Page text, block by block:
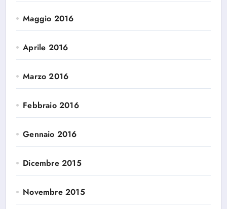
Maggio 2016
Aprile 2016
Marzo 2016
Febbraio 2016
Gennaio 2016
Dicembre 2015
Novembre 2015